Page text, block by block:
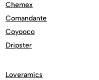
Chemex
Comandante
Coyooco
Dripster
Loveramics